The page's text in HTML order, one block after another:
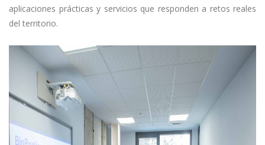
aplicaciones prácticas y servicios que responden a retos reales
del territorio.